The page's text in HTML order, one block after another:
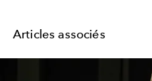
Articles associés